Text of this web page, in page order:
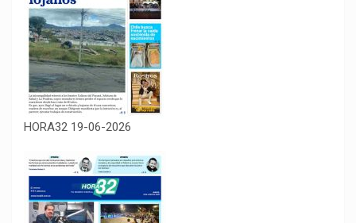
HORA32 19-06-2026